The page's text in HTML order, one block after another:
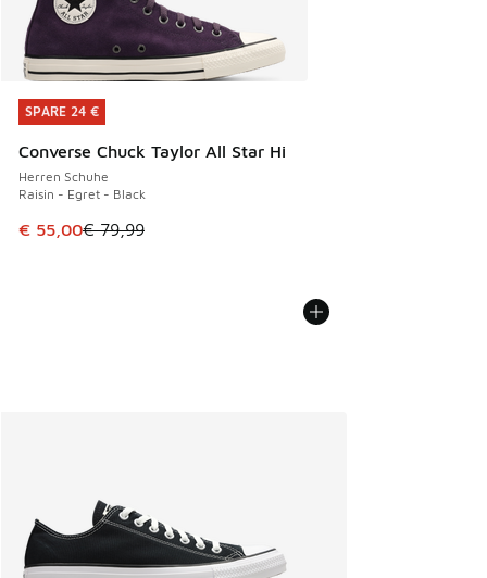
SPARE 24 €
Converse Chuck Taylor All Star Hi
Herren Schuhe
Raisin - Egret - Black
Dieser Artikel ist im Sale. Der Preis ist von € 79,99 auf €
€ 55,00€ 79,99
SPARE 24 €